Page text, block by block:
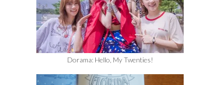
Dorama: Hello, My Twenties!